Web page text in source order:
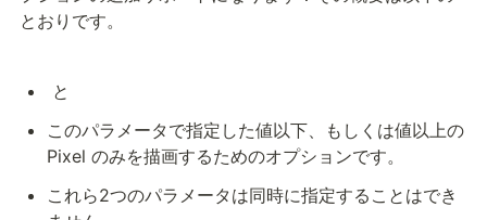
とおりです。
と
このパラメータで指定した値以下、もしくは値以上の
Pixel のみを描画するためのオプションです。
これら2つのパラメータは同時に指定することはでき